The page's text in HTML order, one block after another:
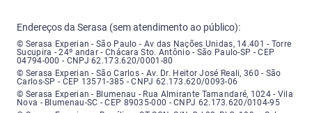
Endereços da Serasa (sem atendimento ao público):
Serasa Experian - São Paulo - Endereço: Avenida das Nações Unidas,
© Serasa Experian - São Paulo - Av das Nações Unidas, 14.401 - Torre
Sucupira - 24º andar - Chácara Sto. Antônio - São Paulo-SP - CEP
04794-000 - CNPJ 62.173.620/0001-80
Serasa Experian - São Carlos - Endereço: Avenida Doutor Heitor José
© Serasa Experian - São Carlos - Av. Dr. Heitor José Reali, 360 - São
Carlos-SP - CEP 13571-385 - CNPJ 62.173.620/0093-06
Serasa Experian - Blumenau - Endereço: Rua Almirante Tamandaré,
© Serasa Experian - Blumenau - Rua Almirante Tamandaré, 1024 - Vila
Nova - Blumenau-SC - CEP 89035-000 - CNPJ 62.173.620/0104-95